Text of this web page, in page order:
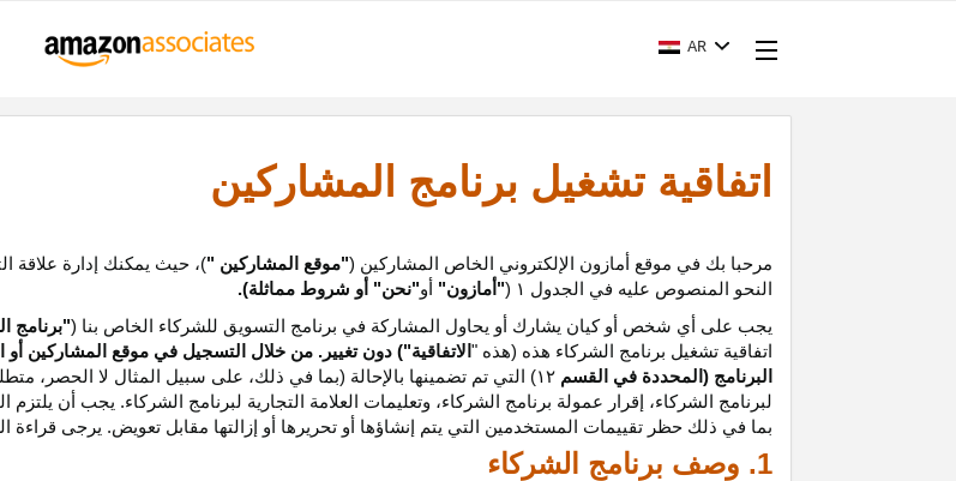
AR
اتفاقية تشغيل برنامج المشاركين
مرحبا بك في موقع أمازون الإلكتروني الخاص المشاركين ("موقع المشاركين ")، حيث يمكنك إدارة علاقة
النحو المنصوص عليه في الجدول ۱ ( "أمازون" أو"نحن" أو شروط مماثلة).
يجب على أي شخص أو كيان يشارك أو يحاول المشاركة في برنامج التسويق للشركاء الخاص بنا ("برنامج
اتفاقية تشغيل برنامج الشركاء هذه (هذه " الاتفاقية") دون تغيير. من خلال التسجيل في موقع المشاركين أو
البرنامج (المحددة في القسم ۱۲) التي تم تضمينها بالإحالة (بما في ذلك، على سبيل المثال لا الحصر،
لبرنامج الشركاء،
إقرار عمولة برنامج الشركاء، وتعليمات العلامة التجارية لبرنامج الشركاء. يجب أن يلتزم
بما في ذلك حظر تقييمات المستخدمين التي يتم إنشاؤها أو تحريرها أو إزالتها مقابل تعويض. يرجى قراءة
1. وصف برنامج الشركاء